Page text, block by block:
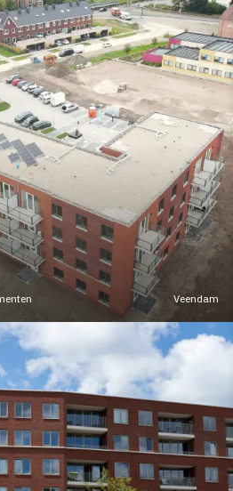
Veendam